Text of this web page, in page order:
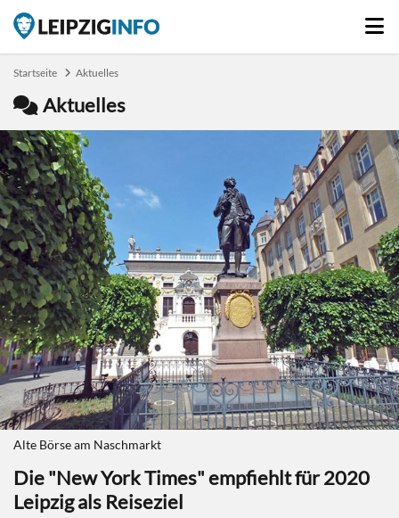
Startseite Aktuelles
Aktuelles
Alte Börse am Naschmarkt
Die "New York Times" empfiehlt für 2020
Leipzig als Reiseziel